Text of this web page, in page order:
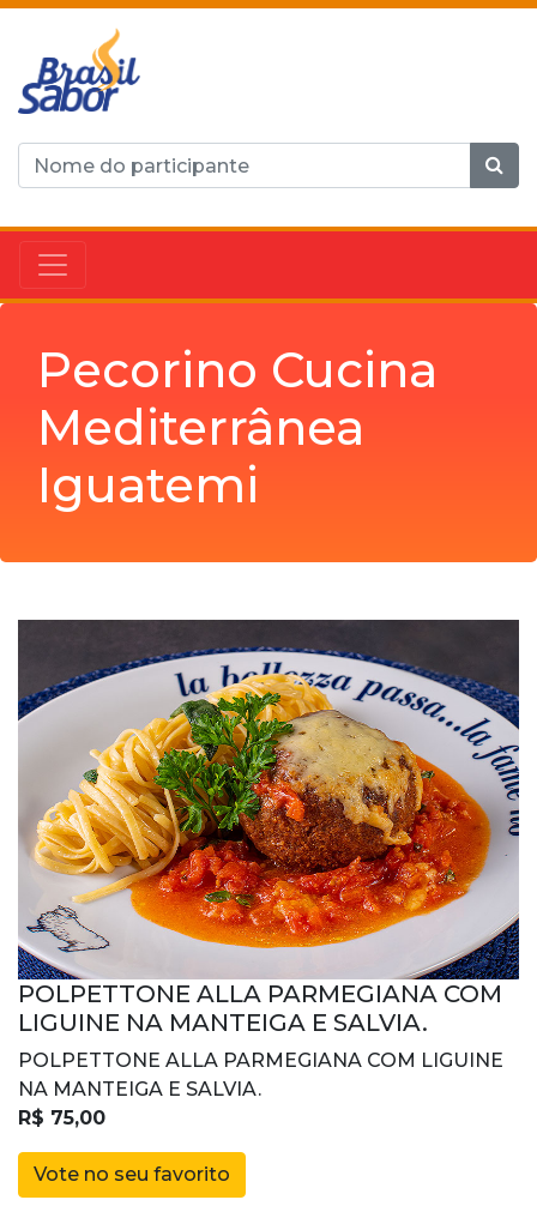
Pecorino Cucina
Mediterrânea
Iguatemi
POLPETTONE ALLA PARMEGIANA COM
LIGUINE NA MANTEIGA E SALVIA.
POLPETTONE ALLA PARMEGIANA COM LIGUINE
NA MANTEIGA E SALVIA.
R$ 75,00
Vote no seu favorito